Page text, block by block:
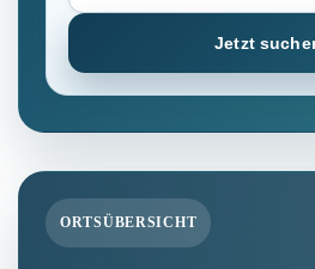
Jetzt
ORTSÜBERSICHT